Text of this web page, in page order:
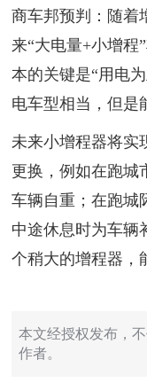
商车邦预判：随着
来“大电量+小增程
本的关键是“用电
电车型相当，但是
未来小增程器将实
更换，例如在跑城
车辆自重；在跑城
中途休息时为车辆
个稍大的增程器，
本文经授权发布，
作者。